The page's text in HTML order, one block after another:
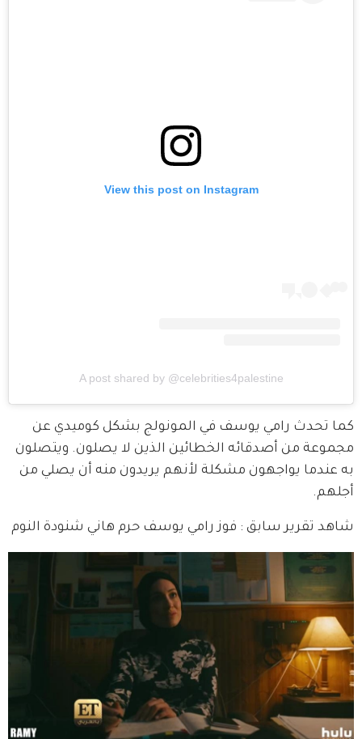
View this post on Instagram
A post shared by @celebrities4palestine
كما تحدث رامي يوسف في المونولج بشكل كوميدي عن
مجموعة من أصدقائه الخطائين الذين لا يصلون. ويتصلون
به عندما يواجهون مشكلة لأنهم يريدون منه أن يصلي من
أجلهم.
شاهد تقرير سابق : فوز رامي يوسف حرم هاني شنودة النوم